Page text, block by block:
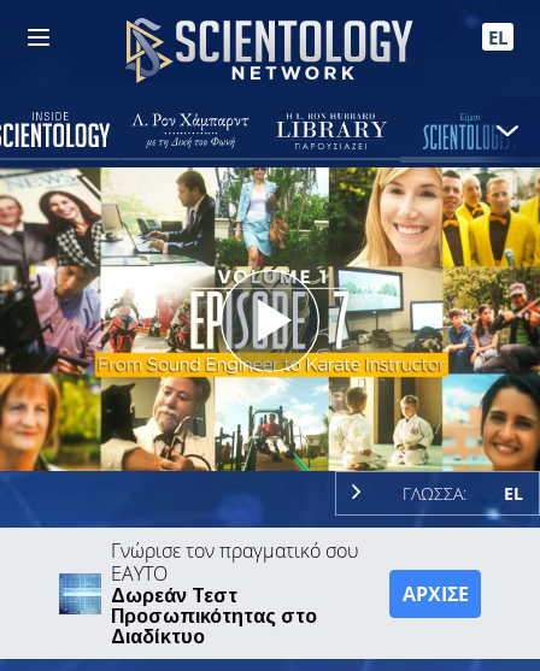
EL
Play
Video
ΓΛΩΣΣΑ: EL
Γνώρισε τον πραγματικό σου
ΕΑΥΤΟ
Δωρεάν Τεστ
Προσωπικότητας στο
Διαδίκτυο
ΑΡΧΙΣΕ